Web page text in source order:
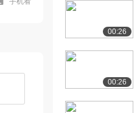
00:26
00:26